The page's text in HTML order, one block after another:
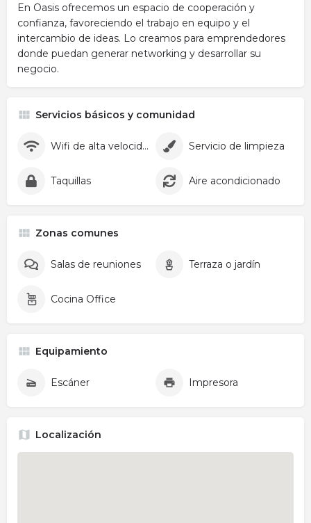
En Oasis ofrecemos un espacio de cooperación y
confianza, favoreciendo el trabajo en equipo y el
intercambio de ideas. Lo creamos para emprendedores
donde puedan generar networking y desarrollar su
negocio.
Servicios básicos y comunidad
Wifi de alta velocidad Servicio de limpieza
Taquillas Aire acondicionado
Zonas comunes
Salas de reuniones Terraza o jardín
Cocina Office
Equipamiento
Escáner Impresora
Localización